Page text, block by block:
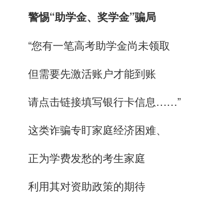
警惕“助学金、奖学金”骗局
“您有一笔高考助学金尚未领取
但需要先激活账户才能到账
请点击链接填写银行卡信息……”
这类诈骗专盯家庭经济困难、
正为学费发愁的考生家庭
利用其对资助政策的期待